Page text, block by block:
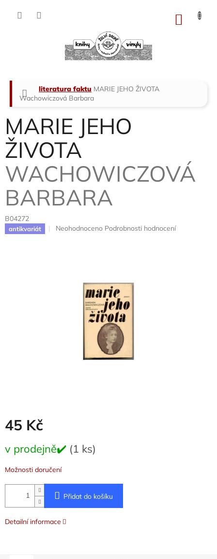
Domů
literatura faktu MARIE JEHO ŽIVOTA
Wachowiczová Barbara
MARIE JEHO
ŽIVOTA
WACHOWICZOVÁ
BARBARA
B04272
antikvariát
Průměrné
hvězdiček.
Neohodnoceno Podrobnosti hodnocení
45 Kč
cena:
v prodejně✔️ (1 ks)
Možnosti doručení
Přidat do košíku
Detailní informace